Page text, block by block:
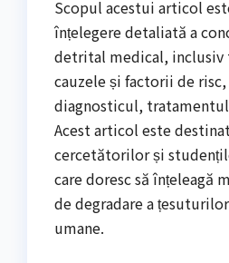
Scopul acestui articol
înțelegere detaliată a
detrital medical, inclusiv
cauzele și factorii de
diagnosticul,
Acest articol este
cercetătorilor și
care doresc să înțeleagă
de degradare a
umane.